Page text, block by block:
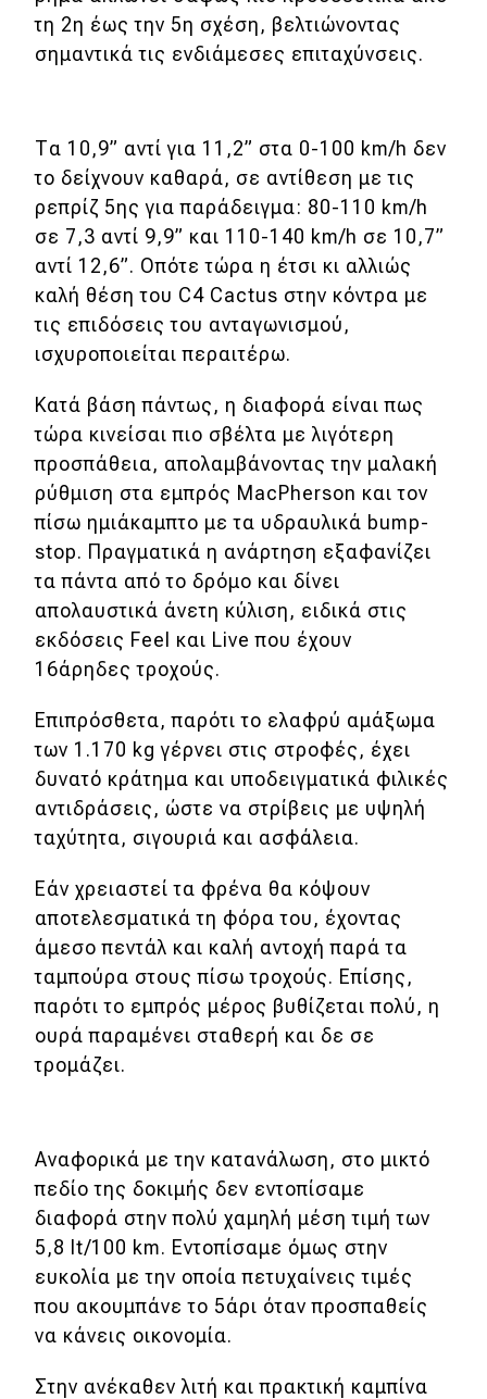
Μεταχειρισμένο
Συμβουλές
Χρηστικά
Συμβουλές
ΚΤΕΟ
Οδική βοήθεια
eDRIVE
DRIVE USED
τη 2η έως την 5η σχέση, βελτιώνοντας
σημαντικά τις ενδιάμεσες επιταχύνσεις.
Τα 10,9” αντί για 11,2” στα 0-100 km/h δεν
το δείχνουν καθαρά, σε αντίθεση με τις
ρεπρίζ 5ης για παράδειγμα: 80-110 km/h
σε 7,3 αντί 9,9” και 110-140 km/h σε 10,7”
αντί 12,6”. Οπότε τώρα η έτσι κι αλλιώς
καλή θέση του C4 Cactus στην κόντρα με
τις επιδόσεις του ανταγωνισμού,
ισχυροποιείται περαιτέρω.
Κατά βάση πάντως, η διαφορά είναι πως
τώρα κινείσαι πιο σβέλτα με λιγότερη
προσπάθεια, απολαμβάνοντας την μαλακή
ρύθμιση στα εμπρός MacPherson και τον
πίσω ημιάκαμπτο με τα υδραυλικά bump-
stop. Πραγματικά η ανάρτηση εξαφανίζει
τα πάντα από το δρόμο και δίνει
απολαυστικά άνετη κύλιση, ειδικά στις
εκδόσεις Feel και Live που έχουν
16άρηδες τροχούς.
Επιπρόσθετα, παρότι το ελαφρύ αμάξωμα
των 1.170 kg γέρνει στις στροφές, έχει
δυνατό κράτημα και υποδειγματικά φιλικές
αντιδράσεις, ώστε να στρίβεις με υψηλή
ταχύτητα, σιγουριά και ασφάλεια.
Εάν χρειαστεί τα φρένα θα κόψουν
αποτελεσματικά τη φόρα του, έχοντας
άμεσο πεντάλ και καλή αντοχή παρά τα
ταμπούρα στους πίσω τροχούς. Επίσης,
παρότι το εμπρός μέρος βυθίζεται πολύ, η
ουρά παραμένει σταθερή και δε σε
τρομάζει.
Αναφορικά με την κατανάλωση, στο μικτό
πεδίο της δοκιμής δεν εντοπίσαμε
διαφορά στην πολύ χαμηλή μέση τιμή των
5,8 lt/100 km. Εντοπίσαμε όμως στην
ευκολία με την οποία πετυχαίνεις τιμές
που ακουμπάνε το 5άρι όταν προσπαθείς
να κάνεις οικονομία.
Στην ανέκαθεν λιτή και πρακτική καμπίνα